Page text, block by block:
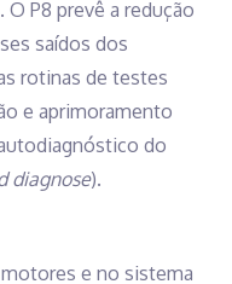
P8 prevê a redução
saídos dos
rotinas de testes
e aprimoramento
do
diagnose).
e no sistema